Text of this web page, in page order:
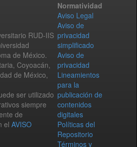
RUD-IIS
de México.
Coyoacán,
de México,
ser utilizado
siempre
de
el AVISO
Normatividad
Aviso Legal
Aviso de
privacidad
simplificado
Aviso de
privacidad
Lineamientos
para la
publicación de
contenidos
digitales
Políticas del
Repositorio
Términos y